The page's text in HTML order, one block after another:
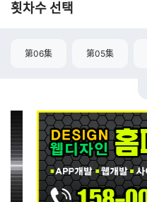
횟차수 선택
第06集 第05集